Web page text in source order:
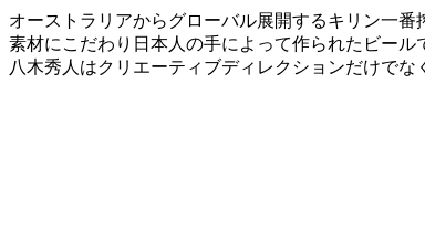
オーストラリアからグローバル展開するキリン一番
素材にこだわり日本人の手によって作られたビー
八木秀人はクリエーティブディレクションだけで